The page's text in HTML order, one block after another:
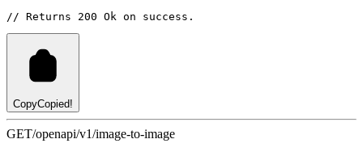
// Returns 200 Ok on success.
CopyCopied!
GET/openapi/v1/image-to-image